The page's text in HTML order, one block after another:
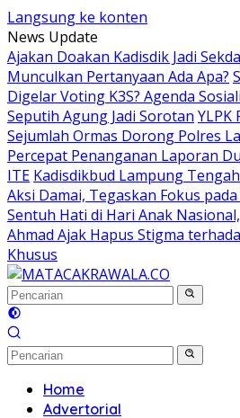
Langsung ke konten
News Update
Ajakan Doakan Kadisdik Jadi
Munculkan Pertanyaan Ada Apa?
Digelar Voting K3S? Agenda
Seputih Agung Jadi Sorotan YLPK
Sejumlah Ormas Dorong Polres
Percepat Penanganan Laporan
ITE Kadisdikbud Lampung
Aksi Damai, Tegaskan Fokus
Sentuh Hati di Hari Anak
Ahmad Ajak Hapus Stigma
Khusus
Home
Advertorial